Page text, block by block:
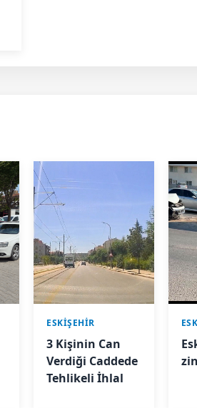
ESKIŞEHIR
3 Kişinin Can
Verdiği Caddede
Tehlikeli İhlal